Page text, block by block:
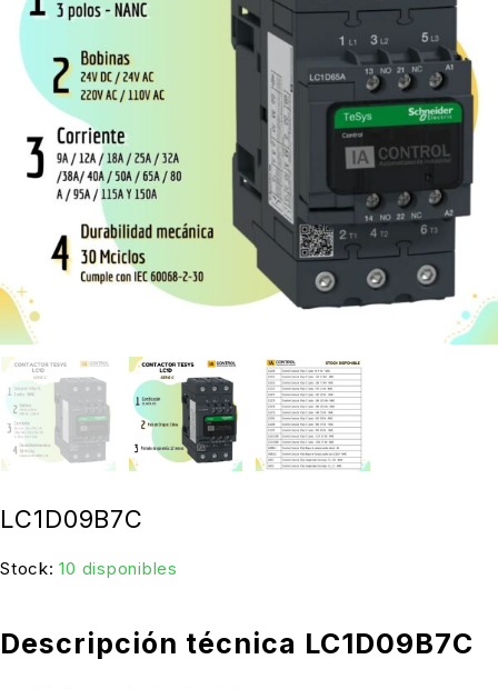
LC1D09B7C
Stock: 10 disponibles
Descripción técnica LC1D09B7C